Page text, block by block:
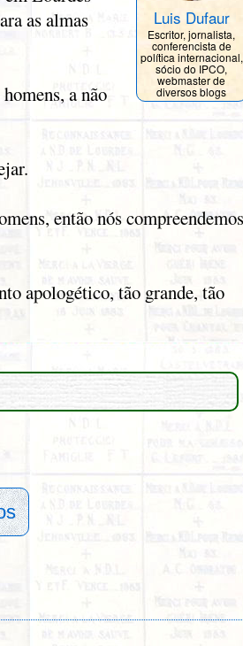
Luis Dufaur
Escritor, jornalista,
conferencista de
política internacional,
sócio do IPCO,
webmaster de
diversos blogs
as almas
a não
então nós compreendemos
apologético, tão grande, tão